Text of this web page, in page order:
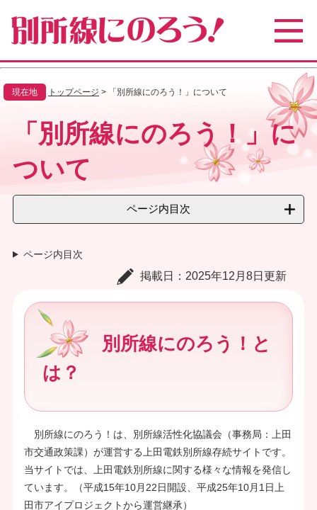
先
頭
で
を
飛
ば
現在地 トップページ > 「別所線にのろう！」について
「別所線にのろう！」に
ついて
ページ内目次
ページ内目次
掲載日：2025年12月8日更新
別所線にのろう！と
は？
別所線にのろう！は、別所線活性化協議会（事務局：上田
市交通政策課）が運営する上田電鉄別所線存続サイトです。
当サイトでは、上田電鉄別所線に関する様々な情報を発信し
ています。（平成15年10月22日開設、平成25年10月1日上
田市アイプロジェクトから運営継承）